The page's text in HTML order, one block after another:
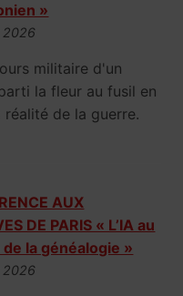
»
2026
militaire d'un
la fleur au fusil en
de la guerre.
AUX
DE PARIS « L’IA au
la généalogie »
2026